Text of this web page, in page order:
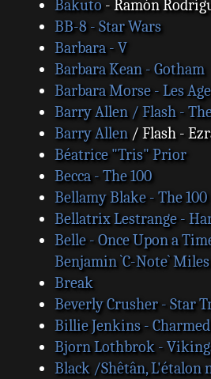
Bakuto - Ramón
BB-8 - Star Wars
Barbara - V
Barbara Kean - Gotham
Barbara Morse - Les
Barry Allen / Flash -
Barry Allen/ Flash -
Béatrice "Tris" Prior
Becca - The 100
Bellamy Blake - The 100
Bellatrix Lestrange -
Belle - Once Upon a
Benjamin `C-Note`
Break
Beverly Crusher - Star
Billie Jenkins - Charmed
Bjorn Lothbrok -
Black /Shêtân, L'étalon